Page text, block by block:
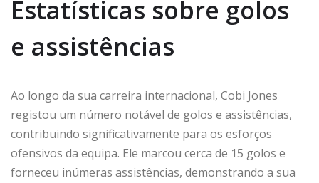
Estatísticas sobre golos
e assistências
Ao longo da sua carreira internacional, Cobi Jones
registou um número notável de golos e assistências,
contribuindo significativamente para os esforços
ofensivos da equipa. Ele marcou cerca de 15 golos e
forneceu inúmeras assistências, demonstrando a sua